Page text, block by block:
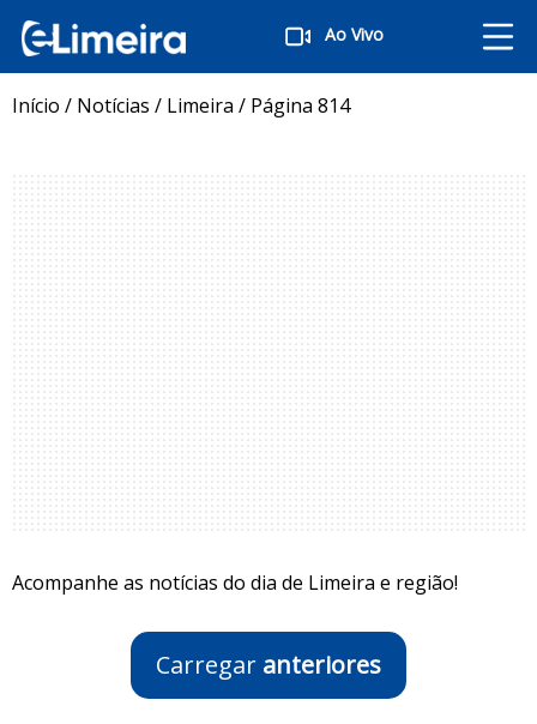
Ao Vivo
Início / Notícias / Limeira / Página 814
Acompanhe as notícias do dia de Limeira e região!
Carregar anteriores